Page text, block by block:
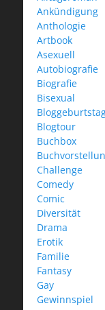
Ankündigung
Anthologie
Artbook
Asexuell
Autobiografie
Biografie
Bisexual
Blogtour
Buchbox
Challenge
Comedy
Comic
Diversität
Drama
Erotik
Familie
Fantasy
Gay
Gewinnspiel